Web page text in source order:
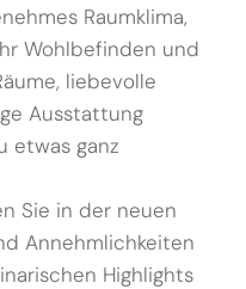
Raumklima,
Wohlbefinden und
liebevolle
Ausstattung
etwas ganz
Sie in der neuen
Annehmlichkeiten
Highlights